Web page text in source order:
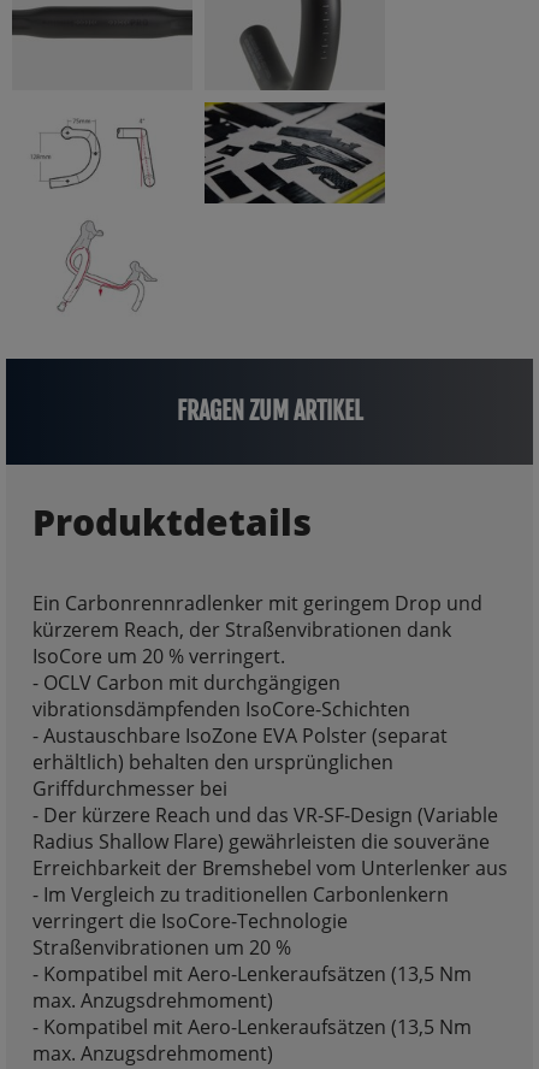
FRAGEN ZUM ARTIKEL
Produktdetails
Ein Carbonrennradlenker mit geringem Drop und
kürzerem Reach, der Straßenvibrationen dank
IsoCore um 20 % verringert.
- OCLV Carbon mit durchgängigen
vibrationsdämpfenden IsoCore-Schichten
- Austauschbare IsoZone EVA Polster (separat
erhältlich) behalten den ursprünglichen
Griffdurchmesser bei
- Der kürzere Reach und das VR-SF-Design (Variable
Radius Shallow Flare) gewährleisten die souveräne
Erreichbarkeit der Bremshebel vom Unterlenker aus
- Im Vergleich zu traditionellen Carbonlenkern
verringert die IsoCore-Technologie
Straßenvibrationen um 20 %
- Kompatibel mit Aero-Lenkeraufsätzen (13,5 Nm
max. Anzugsdrehmoment)
- Kompatibel mit Aero-Lenkeraufsätzen (13,5 Nm
max. Anzugsdrehmoment)